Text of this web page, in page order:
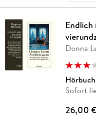
Endlich
Donna
Sofort
26,00 €